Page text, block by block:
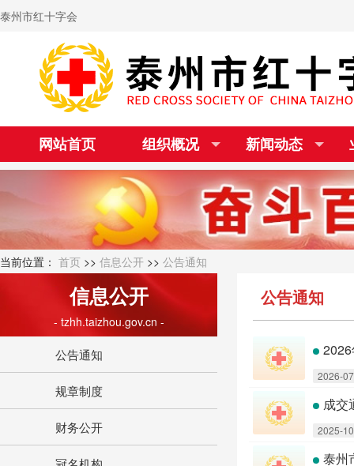
泰州市红十字会
网站首页 组织概况 新闻动态
当前位置： 首页 >> 信息公开 >> 公告通知
信息公开
- tzhh.taizhou.gov.cn -
公告通知
规章制度
财务公开
公告通知
2026-
成交
2025-
泰州